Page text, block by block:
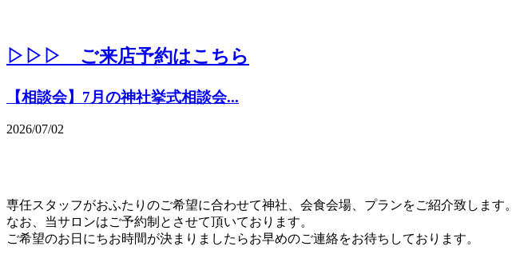
▷▷▷ ご来店予約はこちら
【相談会】7月の神社挙式相談会...
2026/07/02
専任スタッフがおふたりのご希望に合わせて神社、会食会場、プランをご紹介致します。
なお、当サロンはご予約制とさせて頂いております。
ご希望のお日にちお時間が決まりましたらお早めのご連絡をお待ちしております。